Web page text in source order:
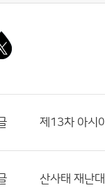
제13차 아시
산사태 재난